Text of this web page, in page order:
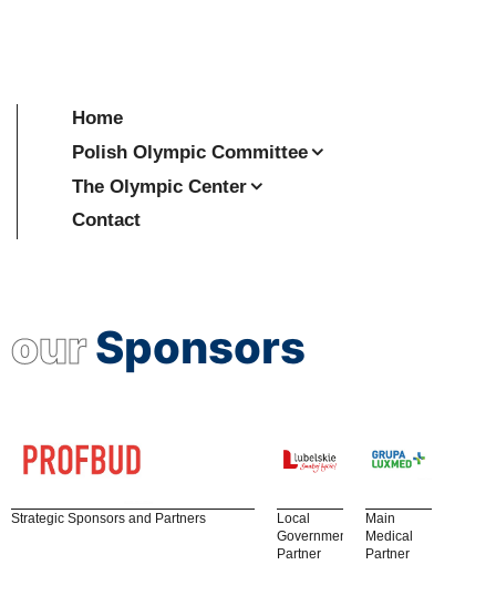
Home
Polish Olympic Committee
The Olympic Center
Contact
ourSponsors
Strategic Sponsors and Partners
Local
Government
Partner
Main
Medical
Partner